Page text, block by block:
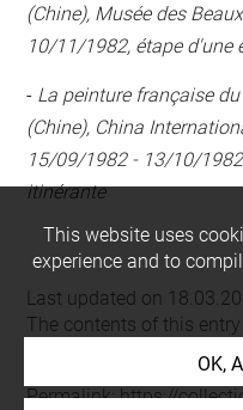
(Chine), Musée des
10/11/1982, étape d'une
- La peinture française
(Chine), China
15/09/1982 - 13/10/
itinérante
Last updated on
The contents of this
account of the latest
Permalink:https://
This website uses
experience and to
OK,